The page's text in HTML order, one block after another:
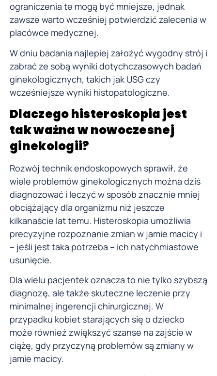
ograniczenia te mogą być mniejsze, jednak
zawsze warto wcześniej potwierdzić zalecenia w
placówce medycznej.
W dniu badania najlepiej założyć wygodny strój i
zabrać ze sobą wyniki dotychczasowych badań
ginekologicznych, takich jak USG czy
wcześniejsze wyniki histopatologiczne.
Dlaczego histeroskopia jest
tak ważna w nowoczesnej
ginekologii?
Rozwój technik endoskopowych sprawił, że
wiele problemów ginekologicznych można dziś
diagnozować i leczyć w sposób znacznie mniej
obciążający dla organizmu niż jeszcze
kilkanaście lat temu. Histeroskopia umożliwia
precyzyjne rozpoznanie zmian w jamie macicy i
– jeśli jest taka potrzeba – ich natychmiastowe
usunięcie.
Dla wielu pacjentek oznacza to nie tylko szybszą
diagnozę, ale także skuteczne leczenie przy
minimalnej ingerencji chirurgicznej. W
przypadku kobiet starających się o dziecko
może również zwiększyć szanse na zajście w
ciążę, gdy przyczyną problemów są zmiany w
jamie macicy.